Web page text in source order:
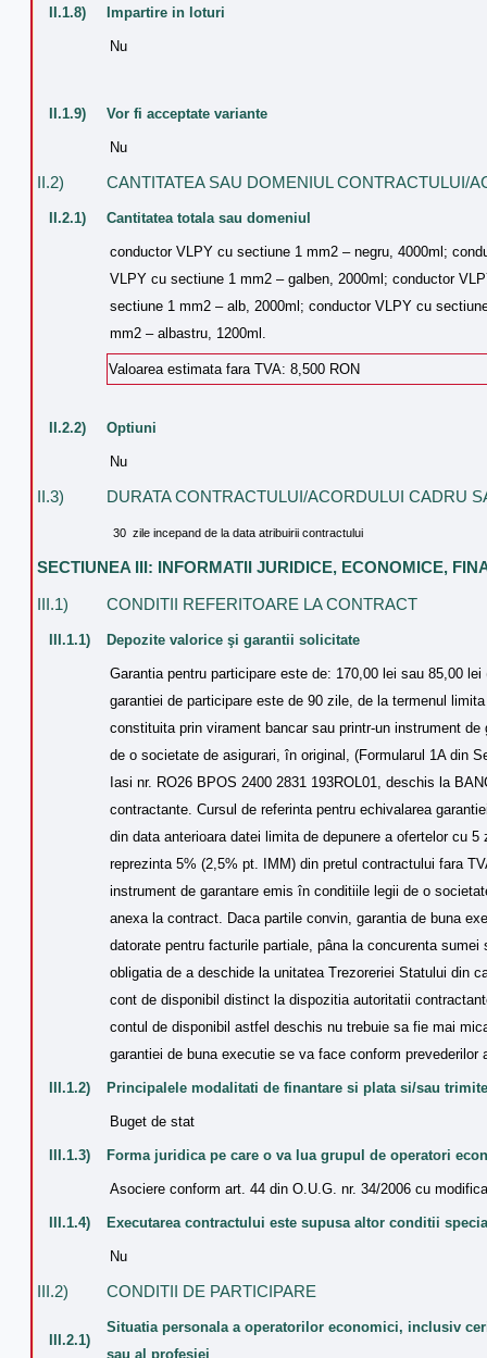
II.1.8) Impartire in loturi
Nu
II.1.9) Vor fi acceptate variante
Nu
II.2) CANTITATEA SAU DOMENIUL CONTRACTULUI/
II.2.1) Cantitatea totala sau domeniul
conductor VLPY cu sectiune 1 mm2 – negru, 4000ml;
VLPY cu sectiune 1 mm2 – galben, 2000ml; conductor
sectiune 1 mm2 – alb, 2000ml; conductor VLPY cu
mm2 – albastru, 1200ml.
Valoarea estimata fara TVA: 8,500 RON
II.2.2) Optiuni
Nu
II.3) DURATA CONTRACTULUI/ACORDULUI CADRU
30 zile incepand de la data atribuirii contractului
SECTIUNEA III: INFORMATII JURIDICE, ECONOMICE,
III.1)
CONDITII REFERITOARE LA CONTRACT
III.1.1) Depozite valorice şi garantii solicitate
Garantia pentru participare este de: 170,00 lei sau 85,00
garantiei de participare este de 90 zile, de la termenul
constituita prin virament bancar sau printr-un instrument
de o societate de asigurari, în original, (Formularul 1A din
Iasi nr. RO26 BPOS 2400 2831 193ROL01, deschis la
contractante. Cursul de referinta pentru echivalarea
din data anterioara datei limita de depunere a ofertelor cu
reprezinta 5% (2,5% pt. IMM) din pretul contractului fara
instrument de garantare emis în conditiile legii de o
anexa la contract. Daca partile convin, garantia de buna
datorate pentru facturile partiale, pâna la concurenta
obligatia de a deschide la unitatea Trezoreriei Statului din
cont de disponibil distinct la dispozitia autoritatii
contul de disponibil astfel deschis nu trebuie sa fie mai
garantiei de buna executie se va face conform prevederilor
III.1.2) Principalele modalitati de finantare si plata si/sau
Buget de stat
III.1.3) Forma juridica pe care o va lua grupul de operatori
Asociere conform art. 44 din O.U.G. nr. 34/2006 cu
III.1.4) Executarea contractului este supusa altor conditii
Nu
III.2) CONDITII DE PARTICIPARE
III.2.1)
Situatia personala a operatorilor economici, inclusiv
sau al profesiei